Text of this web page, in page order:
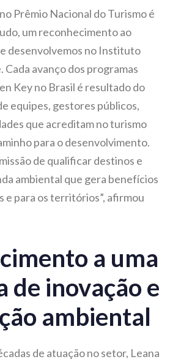
Prêmio Nacional do Turismo é
um reconhecimento ao
desenvolvemos no Instituto
Cada avanço dos programas
Key no Brasil é resultado do
equipes, gestores públicos,
que acreditam no turismo
para o desenvolvimento.
de qualificar destinos e
ambiental que gera benefícios
e para os territórios”, afirmou
a uma
inovação e
ambiental
de atuação no setor, Leana